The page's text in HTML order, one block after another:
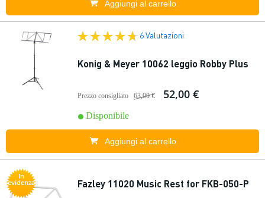
Aggiungi al carrello
6 Valutazioni
Konig & Meyer 10062 leggio Robby Plus
Prezzo consigliato 63,00 € 52,00 €
Disponibile
Aggiungi al carrello
In
evidenza Fazley 11020 Music Rest for FKB-050-P